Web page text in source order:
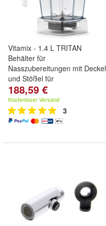
Vitamix - 1.4 L TRITAN
Behälter für
Nasszubereitungen mit Deckel
und Stößel für
188,59 €
Kostenloser Versand
3